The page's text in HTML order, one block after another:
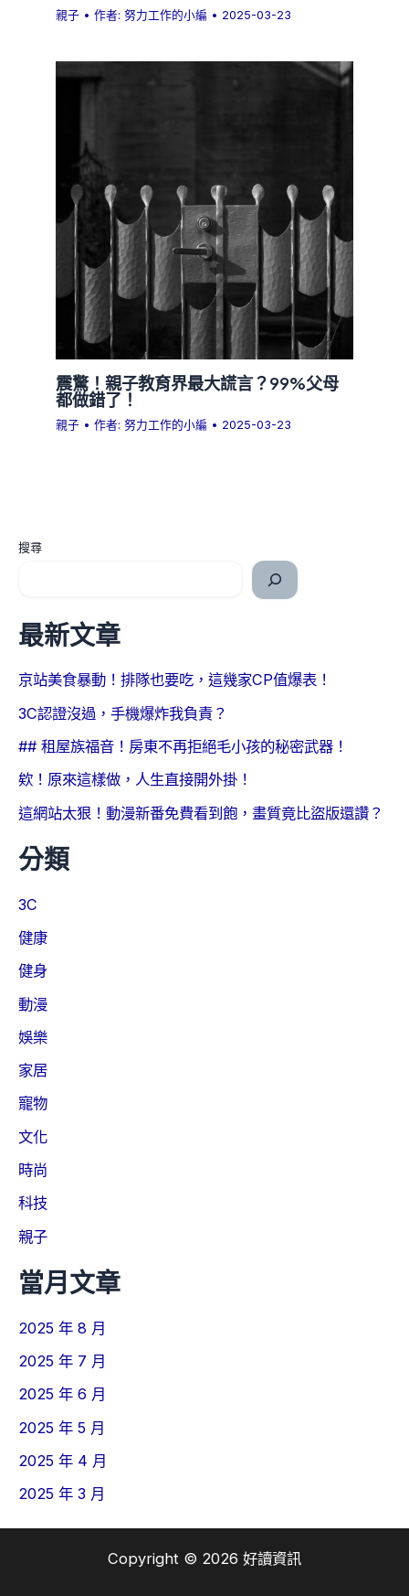
親子 • 作者:努力工作的小編 • 2025-03-23
震驚！親子教育界最大謊言？99%父母
都做錯了！
親子 • 作者:努力工作的小編 • 2025-03-23
搜尋
最新文章
京站美食暴動！排隊也要吃，這幾家CP值爆表！
3C認證沒過，手機爆炸我負責？
## 租屋族福音！房東不再拒絕毛小孩的秘密武器！
欸！原來這樣做，人生直接開外掛！
這網站太狠！動漫新番免費看到飽，畫質竟比盜版還讚？
分類
3C
健康
健身
動漫
娛樂
家居
寵物
文化
時尚
科技
親子
當月文章
2025 年 8 月
2025 年 7 月
2025 年 6 月
2025 年 5 月
2025 年 4 月
2025 年 3 月
Copyright © 2026 好讀資訊